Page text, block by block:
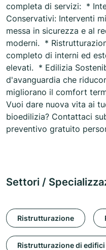
completa di servizi: *
Conservativi: Interventi
messa in sicurezza e al
moderni. *
completo di interni ed
elevati. * Edilizia
d'avanguardia che
migliorano il comfort
Vuoi dare nuova vita ai
bioedilizia? Contattaci
preventivo gratuito
Settori /
Ristrutturazione
Ristrutturazione di